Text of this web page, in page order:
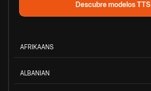
Descubre modelos TTS
AFRIKAANS
ALBANIAN